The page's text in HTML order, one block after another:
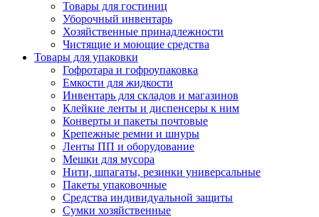
Товары для гостиниц
Уборочный инвентарь
Хозяйственные принадлежности
Чистящие и моющие средства
Товары для упаковки
Гофротара и гофроупаковка
Емкости для жидкости
Инвентарь для складов и магазинов
Клейкие ленты и диспенсеры к ним
Конверты и пакеты почтовые
Крепежные ремни и шнуры
Ленты ПП и оборудование
Мешки для мусора
Нити, шпагаты, резинки универсальные
Пакеты упаковочные
Средства индивидуальной защиты
Сумки хозяйственные